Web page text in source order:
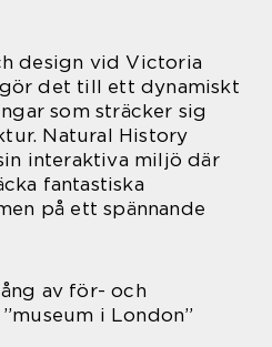
design vid Victoria
det till ett dynamiskt
som sträcker sig
Natural History
interaktiva miljö där
fantastiska
på ett spännande
av för- och
i London”